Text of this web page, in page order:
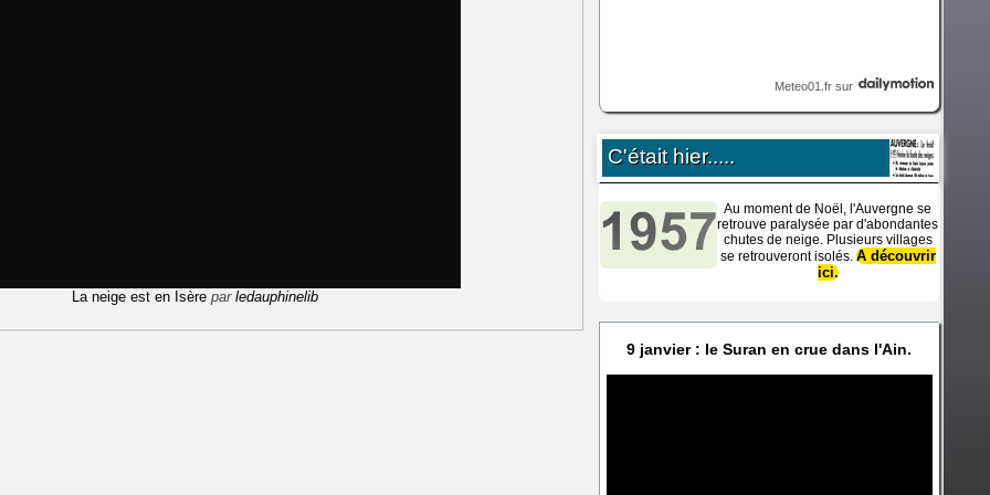
La neige est en Isère par ledauphinelib
Meteo01.fr sur
C'était hier.....
Au moment de Noël, l'Auvergne se
retrouve paralysée par d'abondantes
chutes de neige. Plusieurs villages
se retrouveront isolés. A découvrir
ici.
9 janvier : le Suran en crue dans l'Ain.